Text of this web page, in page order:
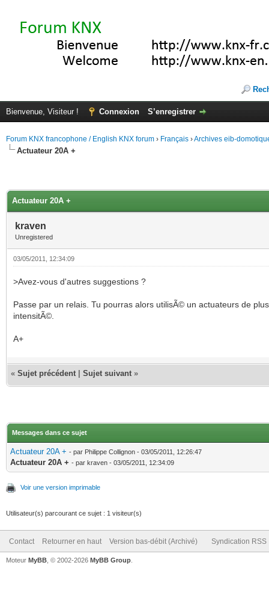
Bienvenue, Visiteur ! Connexion S’enregistrer
Forum KNX francophone / English KNX forum › Français ›Archives eib-
Actuateur 20A +
Actuateur 20A +
kraven
Unregistered
03/05/2011, 12:34:09
>Avez-vous d'autres suggestions ?
Passe par un relais. Tu pourras alors utilisÃ© un actuateurs de
intensitÃ©.
A+
« Sujet précédent Sujet suivant »
Messages dans ce sujet
Actuateur 20A + - par Philippe Collignon - 03/05/2011, 12:26:47
Actuateur 20A + - par kraven - 03/05/2011, 12:34:09
Voir une version imprimable
Utilisateur(s) parcourant ce sujet : 1 visiteur(s)
Contact Retourner en haut Version bas-débit (Archivé) Syndication RSS
Moteur MyBB , © 2002-2026 MyBB Group